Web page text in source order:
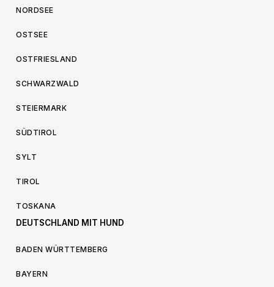
NORDSEE
OSTSEE
OSTFRIESLAND
SCHWARZWALD
STEIERMARK
SÜDTIROL
SYLT
TIROL
TOSKANA
DEUTSCHLAND MIT HUND
BADEN WÜRTTEMBERG
BAYERN